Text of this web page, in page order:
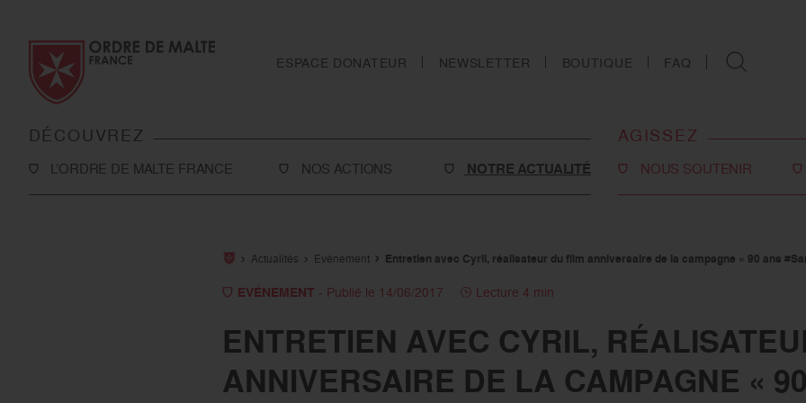
ESPACE DONATEUR NEWSLETTER BOUTIQUE FAQ
DÉCOUVREZ
L’ORDRE DE MALTE FRANCE
NOS ACTIONS
Toutes nos actions
NOTRE ACTUALITÉ
AGISSEZ
NOUS SOUTENIR
assurances-vie
Tous les moyens de nous
soutenir
Actualités Evénement Entretien avec Cyril, réalisateur du film anniversaire de la campagne « 90 ans
EVÉNEMENT - Publié le 14/06/2017 Lecture 4 min
ENTRETIEN AVEC CYRIL,
ANNIVERSAIRE DE LA CAMPAGNE «